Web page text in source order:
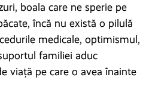
boala care ne sperie pe
încă nu există o pilulă
medicale, optimismul,
familiei aduc
viață pe care o avea înainte